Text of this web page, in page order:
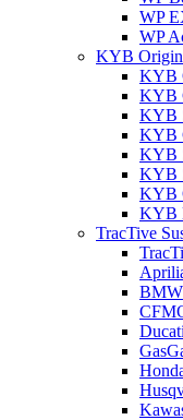
WP
WP
KYB
KYB
KYB
KYB
KYB
KYB
KYB
KYB
KYB
TracTive
BMW
Ducati